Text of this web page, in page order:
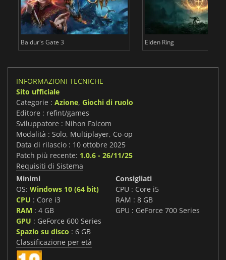
Baldur's Gate 3 Elden Ring
INFORMAZIONI TECNICHE
Sito ufficiale
Categorie : Azione, Giochi di ruolo
Editore : refint/games
Sviluppatore : Nihon Falcom
Modalità : Solo, Multiplayer, Co-op
Data di rilascio : 10 ottobre 2025
Patch più recente: 1.0.6 - 26/11/25
Requisiti di Sistema
Minimi
OS: Windows 10 (64 bit)
CPU : Core i3
RAM : 4 GB
GPU : GeForce 600 Series
Spazio su disco : 6 GB
Consigliati
CPU : Core i5
RAM : 8 GB
GPU : GeForce 700 Series
Classificazione per età